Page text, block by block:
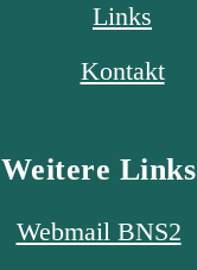
Links
Kontakt
Weitere Links
Webmail BNS2